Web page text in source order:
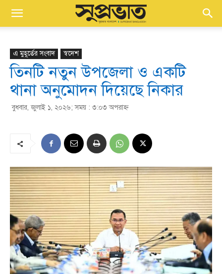
এ মুহূর্তের সংবাদ স্বদেশ
তিনটি নতুন উপজেলা ও একটি
থানা অনুমোদন দিয়েছে নিকার
বুধবার, জুলাই ১, ২০২৬; সময় : ৩:০৩ অপরাহ্ণ